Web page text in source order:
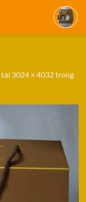
tại 3024 × 4032trong